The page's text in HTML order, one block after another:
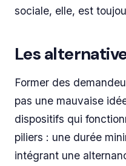
sociale, elle, est
Les
Former des
pas une mauvaise
dispositifs qui
piliers : une durée
intégrant une